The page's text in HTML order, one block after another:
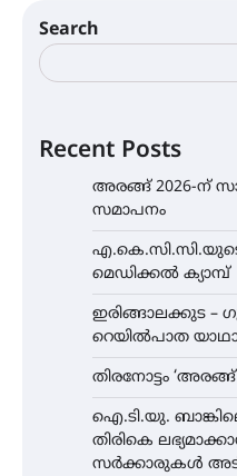
Search
Recent Posts
അരങ്ങ് 2026-ന്
സമാപനം
മെഡിക്കൽ ക്യാമ്പ്
ഇരിങ്ങാലക്കുട
റെയിൽപാത
തിരനോട്ടം
ഐ.ടി.യു.
തിരികെ
സർക്കാരുകൾ